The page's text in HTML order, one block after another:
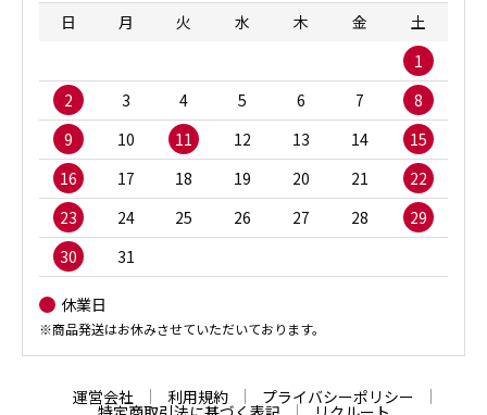
日
月 火 水 木 金
土
1
2
3 4 5 6 7
8
9
10 11 12 13 14
15
16
17 18 19 20 21
22
23
24 25 26 27 28
29
30
31
休業日
※商品発送はお休みさせていただいております。
運営会社 利用規約 プライバシーポリシー